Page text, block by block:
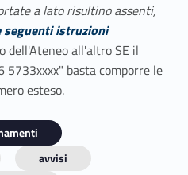
a lato risultino assenti,
seguenti istruzioni
dell'Ateneo all'altro SE il
basta comporre le
esteso.
avvisi